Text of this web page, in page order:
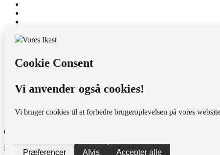
CVR: 28032854
Nyhedsarkiv
Living In Ikast
Copyright © 2026 | Vores Ikast
Dette websted er beskyttet af reCAPTCHA.